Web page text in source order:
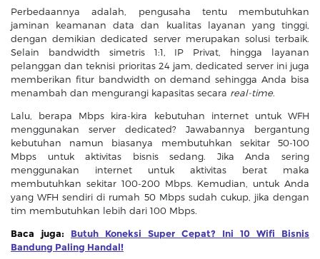
Perbedaannya adalah, pengusaha tentu membutuhkan
jaminan keamanan data dan kualitas layanan yang tinggi,
dengan demikian dedicated server merupakan solusi terbaik.
Selain bandwidth simetris 1:1, IP Privat, hingga layanan
pelanggan dan teknisi prioritas 24 jam, dedicated server ini juga
memberikan fitur bandwidth on demand sehingga Anda bisa
menambah dan mengurangi kapasitas secara real-time.
Lalu, berapa Mbps kira-kira kebutuhan internet untuk WFH
menggunakan server dedicated? Jawabannya bergantung
kebutuhan namun biasanya membutuhkan sekitar 50-100
Mbps untuk aktivitas bisnis sedang. Jika Anda sering
menggunakan internet untuk aktivitas berat maka
membutuhkan sekitar 100-200 Mbps. Kemudian, untuk Anda
yang WFH sendiri di rumah 50 Mbps sudah cukup, jika dengan
tim membutuhkan lebih dari 100 Mbps.
Baca juga: Butuh Koneksi Super Cepat? Ini 10 Wifi Bisnis
Bandung Paling Handal!